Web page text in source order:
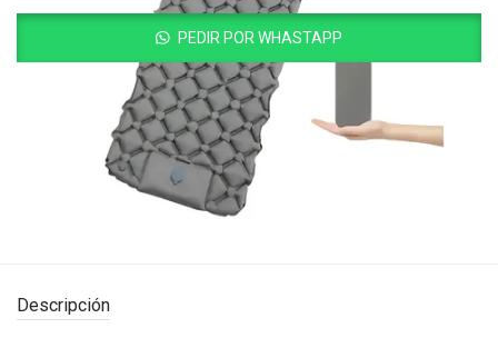
PEDIR POR WHASTAPP
Product Catalog (PDF)
Compartir este producto en:
Descripción